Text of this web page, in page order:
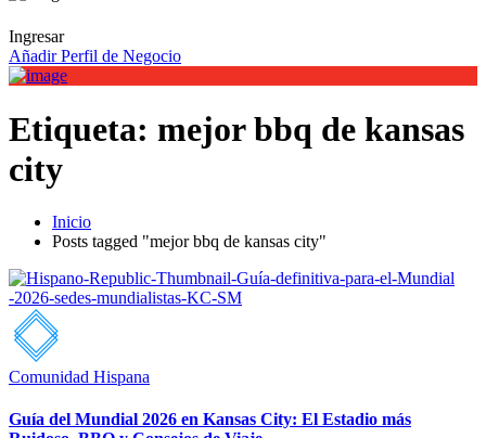
Ingresar
Añadir Perfil de Negocio
Etiqueta: mejor bbq de kansas
city
Inicio
Posts tagged "mejor bbq de kansas city"
Comunidad Hispana
Guía del Mundial 2026 en Kansas City: El Estadio más